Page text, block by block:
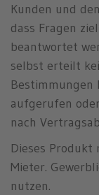
Kunden und
dass Fragen
beantwortet
selbst erteilt
Bestimmungen
aufgerufen
nach
Dieses
Mieter.
nutzen.